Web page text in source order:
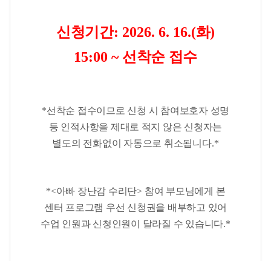
신청기간: 2026. 6. 16.(화)
15:00 ~ 선착순 접수
*선착순 접수이므로 신청 시 참여보호자 성명
등 인적사항을 제대로 적지 않은 신청자는
별도의 전화없이 자동으로 취소됩니다.*
*<아빠 장난감 수리단> 참여 부모님에게 본
센터 프로그램 우선 신청권을 배부하고 있어
수업 인원과 신청인원이 달라질 수 있습니다.*